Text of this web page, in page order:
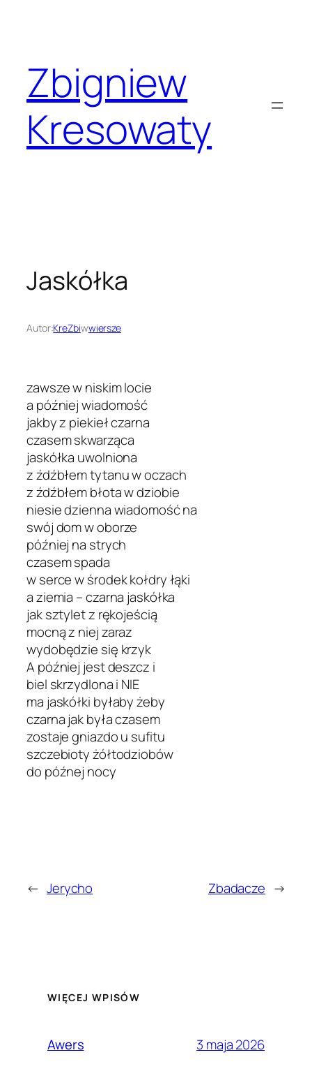
Zbigniew
Kresowaty
Jaskółka
Autor:KreZbiwwiersze
zawsze w niskim locie
a później wiadomość
jakby z piekieł czarna
czasem skwarząca
jaskółka uwolniona
z źdźbłem tytanu w oczach
z źdźbłem błota w dziobie
niesie dzienna wiadomość na
swój dom w oborze
później na strych
czasem spada
w serce w środek kołdry łąki
a ziemia – czarna jaskółka
jak sztylet z rękojeścią
mocną z niej zaraz
wydobędzie się krzyk
A później jest deszcz i
biel skrzydlona i NIE
ma jaskółki byłaby żeby
czarna jak była czasem
zostaje gniazdo u sufitu
szczebioty żółtodziobów
do późnej nocy
← Jerycho Zbadacze →
WIĘCEJ WPISÓW
Awers 3 maja 2026